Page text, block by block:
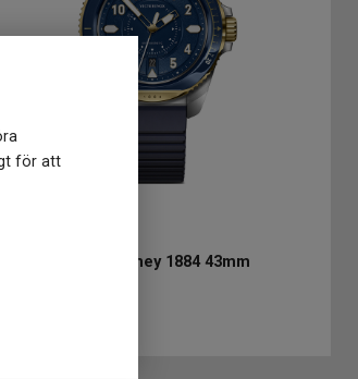
för att
VICTORINOX Journey 1884 43mm